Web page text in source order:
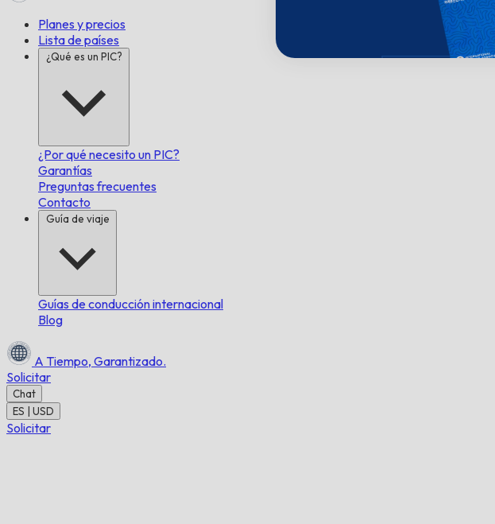
Planes y precios
Lista de países
¿Qué es un PIC?
¿Por qué necesito un PIC?
Garantías
Preguntas frecuentes
Contacto
Guía de viaje
Guías de conducción internacional
Blog
A Tiempo, Garantizado.
Solicitar
Chat
ES | USD
Solicitar